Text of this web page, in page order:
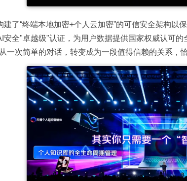
建了“终端本地加密+个人云加密”的可信安全架构
安全"卓越级"认证，为用户数据提供国家权威认可的
一次简单的对话，转变成为一段值得信赖的关系，